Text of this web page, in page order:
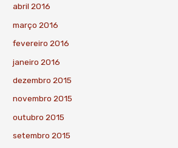
abril 2016
março 2016
fevereiro 2016
janeiro 2016
dezembro 2015
novembro 2015
outubro 2015
setembro 2015